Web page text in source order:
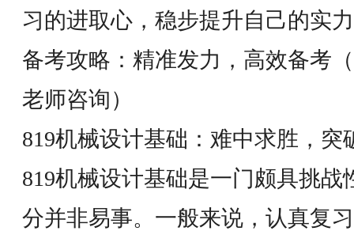
习的进取心，稳步提升自己的实
备考攻略：精准发力，高效备考
老师咨询）
819机械设计基础：难中求胜，突
819机械设计基础是一门颇具挑
分并非易事。一般来说，认真复